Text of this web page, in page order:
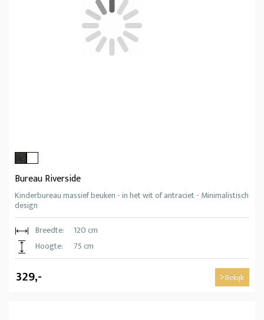
Bureau Riverside
Kinderbureau massief beuken - in het wit of antraciet - Minimalistisch
design
Breedte:
120 cm
Hoogte:
75 cm
329,- Bekijk